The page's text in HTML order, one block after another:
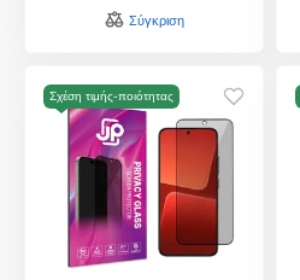
Σύγκριση
Σχέση τιμής-ποιότητας